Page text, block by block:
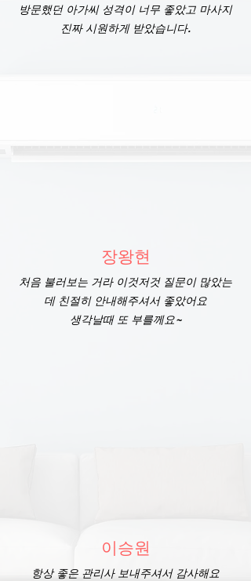
​방문했던 아가씨 성격이 너무 좋았고 마사지
진짜 시원하게 받았습니다.
장왕현
처음 불러보는 거라 이것저것 질문이 많았는
데 친절히 안내해주셔서 좋았어요
생각날때 또 부를께요~
이승원
항상 좋은 관리사 보내주셔서 감사해요